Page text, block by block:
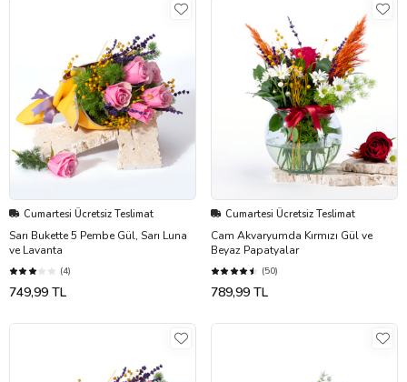
Cumartesi Ücretsiz Teslimat
Sarı Bukette 5 Pembe Gül, Sarı Luna
ve Lavanta
(4)
749,99 TL
Cumartesi Ücretsiz Teslimat
Cam Akvaryumda Kırmızı Gül ve
Beyaz Papatyalar
(50)
789,99 TL